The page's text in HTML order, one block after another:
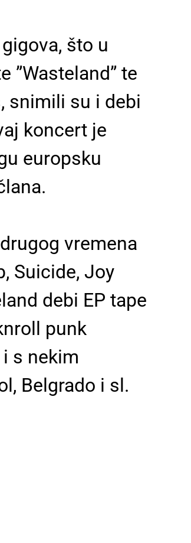
što u
”Wasteland” te
snimili su i debi
koncert je
europsku
vremena
Suicide, Joy
debi EP tape
punk
s nekim
Belgrado i sl.